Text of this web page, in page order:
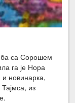
са Сорошем
га је Нора
и новинарка,
из